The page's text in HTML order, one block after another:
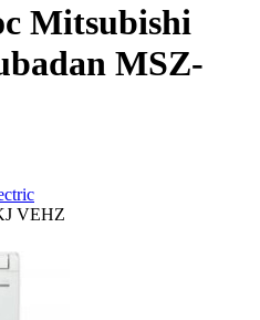
Mitsubishi
MSZ-
VEHZ